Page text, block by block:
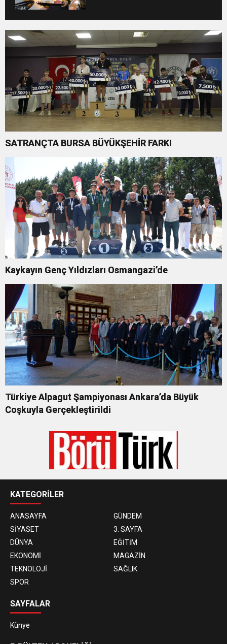
SATRANÇTA BURSA BÜYÜKŞEHİR FARKI
Kaykayın Genç Yıldızları Osmangazi’de
Türkiye Alpagut Şampiyonası Ankara’da Büyük
Coşkuyla Gerçekleştirildi
KATEGORİLER
ANASAYFA
GÜNDEM
SİYASET
3. SAYFA
DÜNYA
EĞİTİM
EKONOMİ
MAGAZİN
TEKNOLOJİ
SAĞLIK
SPOR
SAYFALAR
Künye